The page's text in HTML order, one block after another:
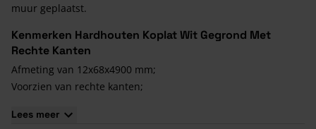
muur geplaatst.
Kenmerken Hardhouten Koplat Wit Gegrond Met
Rechte Kanten
Afmeting van 12x68x4900 mm;
Voorzien van rechte kanten;
Lees meer